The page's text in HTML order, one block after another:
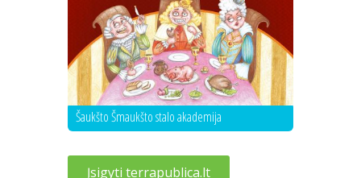
Šaukšto Šmaukšto stalo akademija
Įsigyti terrapublica.lt